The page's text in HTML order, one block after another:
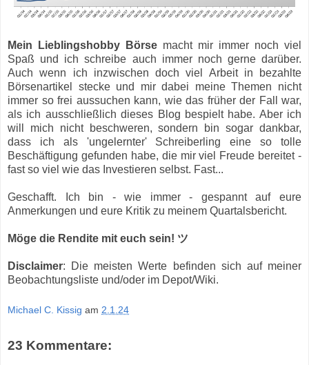
Mein Lieblingshobby Börse macht mir immer noch viel
Spaß und ich schreibe auch immer noch gerne darüber.
Auch wenn ich inzwischen doch viel Arbeit in bezahlte
Börsenartikel stecke und mir dabei meine Themen nicht
immer so frei aussuchen kann, wie das früher der Fall war,
als ich ausschließlich dieses Blog bespielt habe. Aber ich
will mich nicht beschweren, sondern bin sogar dankbar,
dass ich als 'ungelernter' Schreiberling eine so tolle
Beschäftigung gefunden habe, die mir viel Freude bereitet -
fast so viel wie das Investieren selbst. Fast...
Geschafft. Ich bin - wie immer - gespannt auf eure
Anmerkungen und eure Kritik zu meinem Quartalsbericht.
Möge die Rendite mit euch sein! ツ
Disclaimer: Die meisten Werte befinden sich auf meiner
Beobachtungsliste und/oder im Depot/Wiki.
Michael C. Kissig am 2.1.24
23 Kommentare: